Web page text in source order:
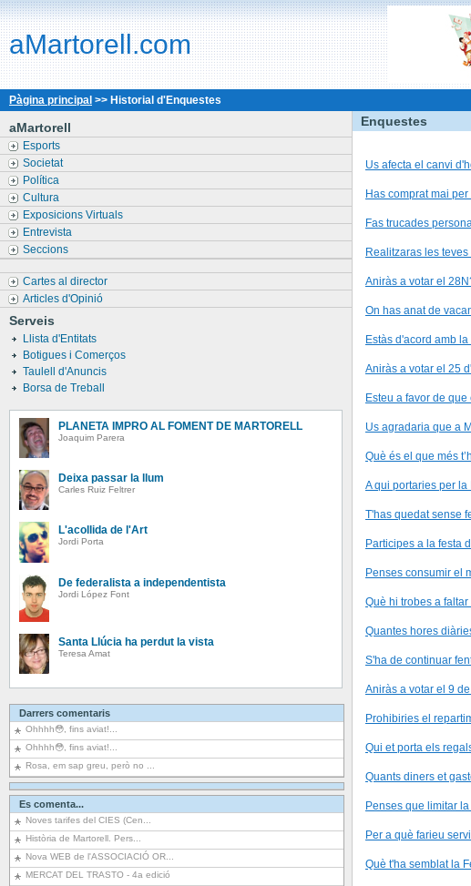
aMartorell.com
Pàgina principal >> Historial d'Enquestes
aMartorell
Esports
Societat
Política
Cultura
Exposicions Virtuals
Entrevista
Seccions
Cartes al director
Articles d'Opinió
Serveis
Llista d'Entitats
Botigues i Comerços
Taulell d'Anuncis
Borsa de Treball
PLANETA IMPRO AL FOMENT DE MARTORELL
Joaquim Parera
Deixa passar la llum
Carles Ruiz Feltrer
L'acollida de l'Art
Jordi Porta
De federalista a independentista
Jordi López Font
Santa Llúcia ha perdut la vista
Teresa Amat
Darrers comentaris
Ohhhh😳, fins aviat!...
Ohhhh😳, fins aviat!...
Rosa, em sap greu, però no ...
Es comenta...
Noves tarifes del CIES (Cen...
Història de Martorell. Pers...
Nova WEB de l'ASSOCIACIÓ OR...
MERCAT DEL TRASTO - 4a edició
Enquestes
Us afecta el canvi
Has comprat mai
Fas trucades
Realitzaras les
Aniràs a votar el
On has anat de
Estàs d'acord amb
Aniràs a votar el 25
Esteu a favor de
Us agradaria que a
Què és el que més
A qui portaries per
T'has quedat sense
Participes a la festa
Penses consumir el
Què hi trobes a
Quantes hores
S'ha de continuar
Aniràs a votar el 9
Prohibiries el
Qui et porta els
Quants diners et
Penses que limitar
Per a què farieu
Què t'ha semblat la